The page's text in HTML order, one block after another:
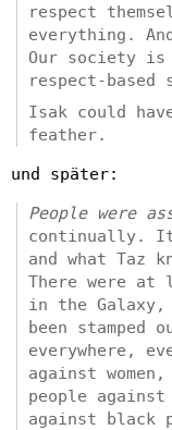
respect
everything.
Our society
respect-based
Isak could
feather.
und später:
People were
continually. It
and what Taz
There were at
in the Galaxy,
been stamped
everywhere,
against
people
against black